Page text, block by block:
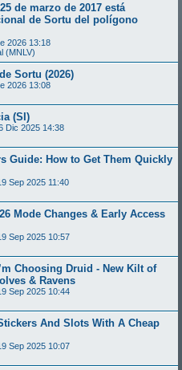
de marzo de 2017 está
de Sortu del polígono
2026 13:18
(MNLV)
Sortu (2026)
2026 13:08
(SI)
Dic 2025 14:38
Guide: How to Get Them Quickly
Sep 2025 11:40
Mode Changes & Early Access
Sep 2025 10:57
Choosing Druid - New Kilt of
& Ravens
Sep 2025 10:44
And Slots With A Cheap
Sep 2025 10:07